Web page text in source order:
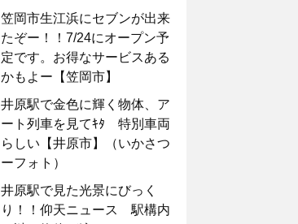
笠岡市生江浜にセブンが出来
たぞー！！7/24にオープン予
定です。お得なサービスある
かもよー【笠岡市】
井原駅で金色に輝く物体、ア
ート列車を見てｷﾀ 特別車両
らしい【井原市】（いかさつ
ーフォト）
井原駅で見た光景にびっく
り！！仰天ニュース 駅構内